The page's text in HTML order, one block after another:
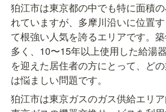
狛江市は東京都の中でも特に面積
れていますが、多摩川沿いに位置
て根強い人気を誇るエリアです。
多く、10〜15年以上使用した給湯
を迎えた居住者の方にとって、ど
は悩ましい問題です。
狛江市は東京ガスのガス供給エリア